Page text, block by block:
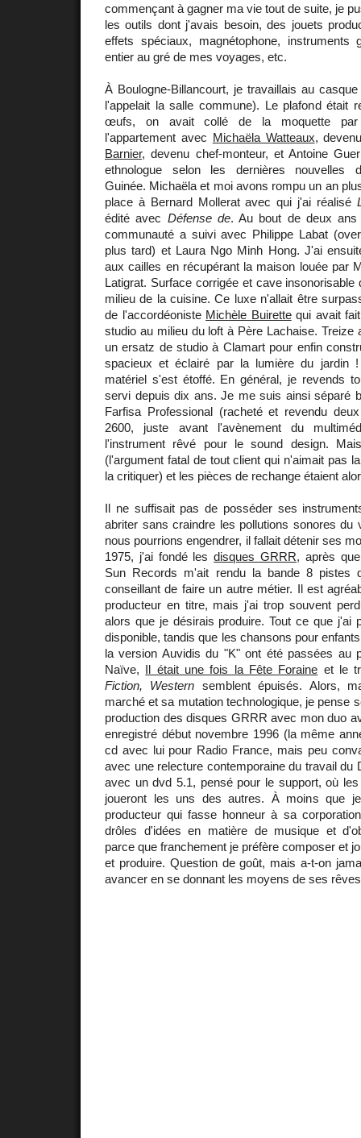
commençant à gagner ma vie tout de suite, je
les outils dont j'avais besoin, des jouets
effets spéciaux, magnétophone, instruments
entier au gré de mes voyages, etc.
À Boulogne-Billancourt, je travaillais au
l'appelait la salle commune). Le plafond était
œufs, on avait collé de la moquette par
l'appartement avec Michaëla Watteaux,
Barnier, devenu chef-monteur, et Antoine
ethnologue selon les dernières nouvelles
Guinée. Michaëla et moi avons rompu un an
place à Bernard Mollerat avec qui j'ai réalisé
édité avec Défense de. Au bout de deux
communauté a suivi avec Philippe Labat
plus tard) et Laura Ngo Minh Hong. J'ai
aux cailles en récupérant la maison louée par
Latigrat. Surface corrigée et cave insonorisable
milieu de la cuisine. Ce luxe n'allait être
de l'accordéoniste Michèle Buirettequi avait
studio au milieu du loft à Père Lachaise. Treize
un ersatz de studio à Clamart pour enfin
spacieux et éclairé par la lumière du jardin
matériel s'est étoffé. En général, je revends
servi depuis dix ans. Je me suis ainsi séparé
Farfisa Professional (racheté et revendu
2600, juste avant l'avènement du
l'instrument rêvé pour le sound design.
(l'argument fatal de tout client qui n'aimait pas
la critiquer) et les pièces de rechange étaient
Il ne suffisait pas de posséder ses
abriter sans craindre les pollutions sonores du
nous pourrions engendrer, il fallait détenir ses
1975, j'ai fondé lesdisques GRRR, après
Sun Records m'ait rendu la bande 8 pistes
conseillant de faire un autre métier. Il est
producteur en titre, mais j'ai trop souvent
alors que je désirais produire. Tout ce que j'ai
disponible, tandis que les chansons pour
la version Auvidis du "K" ont été passées au
Naïve, Il était une fois la Fête Foraine et le
Fiction, Western semblent épuisés. Alors,
marché et sa mutation technologique, je pense
production des disques GRRR avec mon duo
enregistré début novembre 1996 (la même
cd avec lui pour Radio France, mais peu
avec une relecture contemporaine du travail du
avec un dvd 5.1, pensé pour le support, où
joueront les uns des autres. À moins que
producteur qui fasse honneur à sa
drôles d'idées en matière de musique et
parce que franchement je préfère composer et
et produire. Question de goût, mais a-t-on
avancer en se donnant les moyens de ses